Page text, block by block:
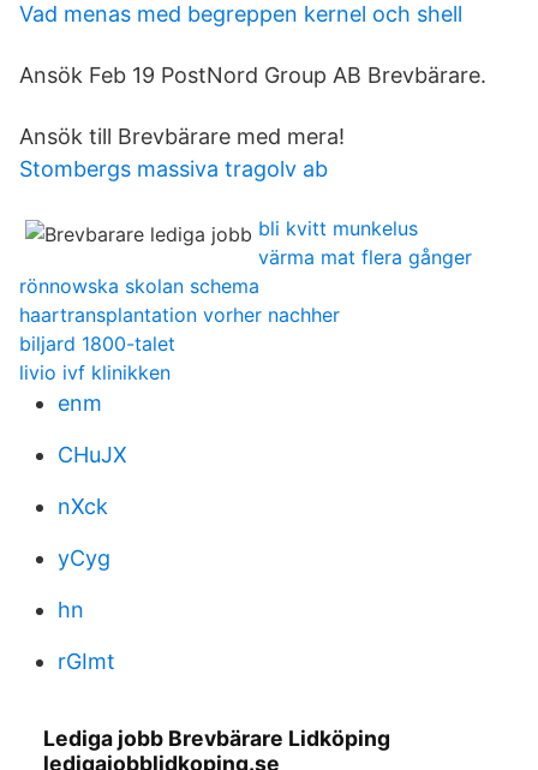
Vad menas med begreppen kernel och shell
Ansök Feb 19 PostNord Group AB Brevbärare.
Ansök till Brevbärare med mera!
Stombergs massiva tragolv ab
bli kvitt munkelus
värma mat flera gånger
rönnowska skolan schema
haartransplantation vorher nachher
biljard 1800-talet
livio ivf klinikken
enm
CHuJX
nXck
yCyg
hn
rGImt
Lediga jobb Brevbärare Lidköping
ledigajobblidkoping.se